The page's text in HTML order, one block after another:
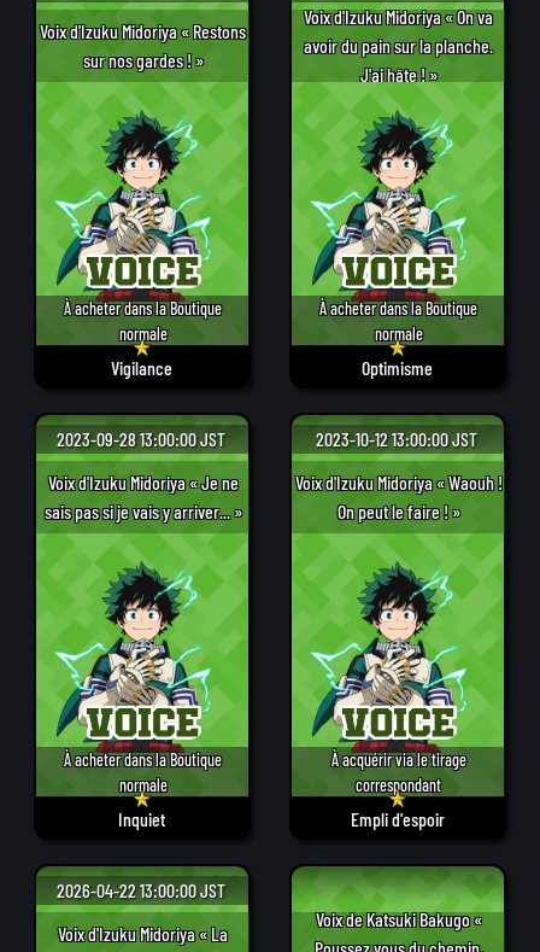
Vigilance
À acheter dans la Boutique
normale
Voix d'Izuku Midoriya « Restons
sur nos gardes ! »
Optimisme
À acheter dans la Boutique
normale
Voix d'Izuku Midoriya « On va
avoir du pain sur la planche.
J'ai hâte ! »
Inquiet
2023-09-28 13:00:00 JST
À acheter dans la Boutique
normale
Voix d'Izuku Midoriya « Je ne
sais pas si je vais y arriver... »
Empli d'espoir
2023-10-12 13:00:00 JST
À acquérir via le tirage
correspondant
Voix d'Izuku Midoriya « Waouh !
On peut le faire ! »
2026-04-22 13:00:00 JST
Voix d'Izuku Midoriya « La
Voix de Katsuki Bakugo «